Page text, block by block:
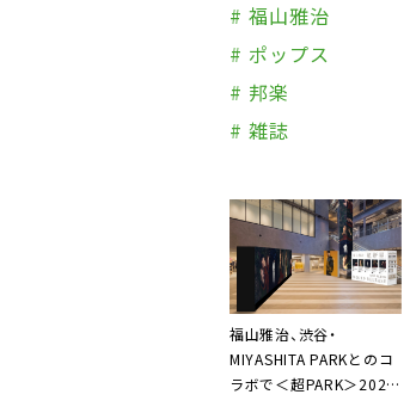
# 福山雅治
# ポップス
# 邦楽
# 雑誌
福山雅治、渋谷・
MIYASHITA PARKとのコ
ラボで＜超PARK＞2026